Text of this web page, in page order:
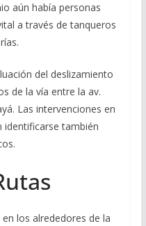
aún había personas
a través de tanqueros
del deslizamiento
de la vía entre la av.
Las intervenciones en
identificarse también
los alrededores de la